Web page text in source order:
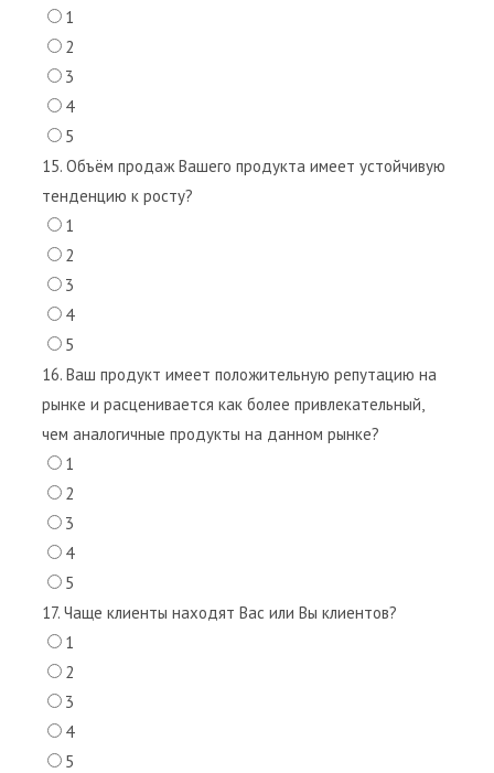
1
2
3
4
5
15. Объём продаж Вашего продукта имеет устойчивую
тенденцию к росту?
1
2
3
4
5
16. Ваш продукт имеет положительную репутацию на
рынке и расценивается как более привлекательный,
чем аналогичные продукты на данном рынке?
1
2
3
4
5
17. Чаще клиенты находят Вас или Вы клиентов?
1
2
3
4
5